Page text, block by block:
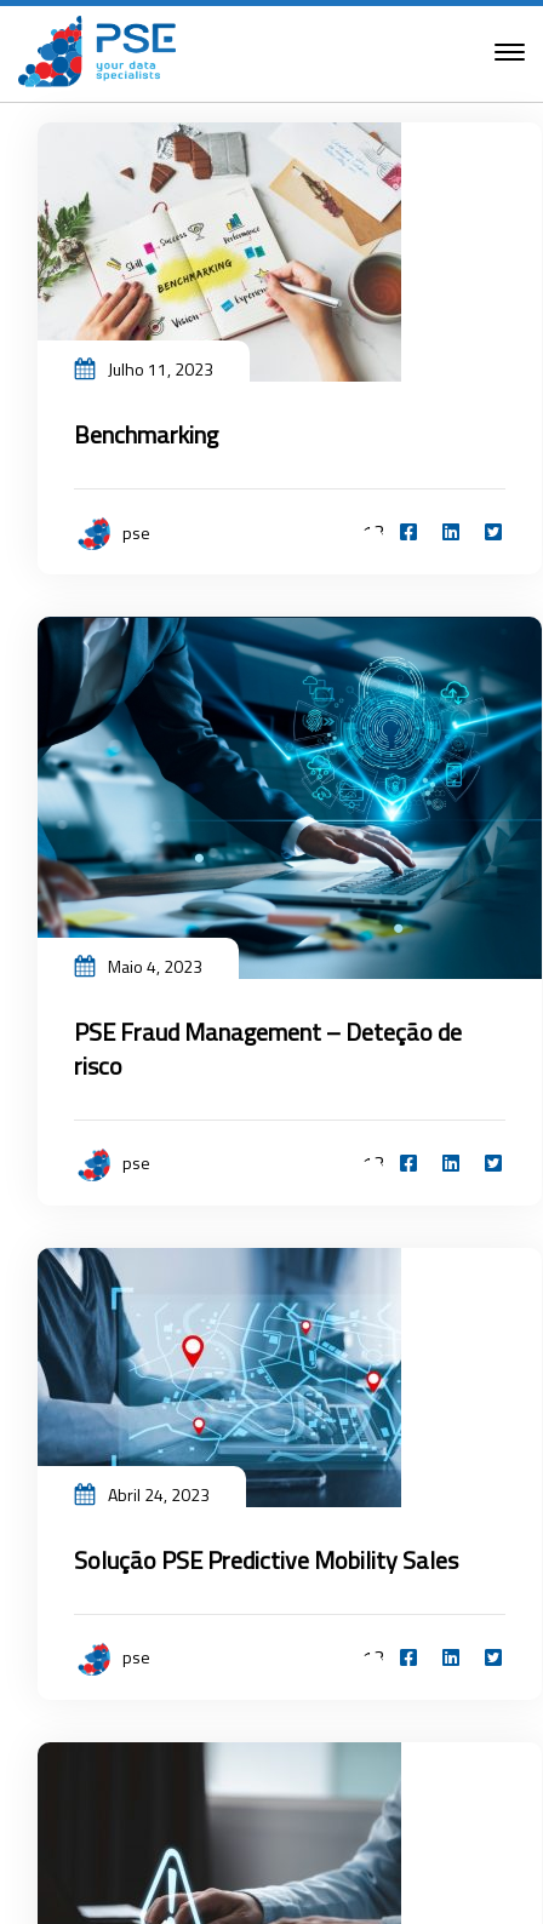
Julho 11, 2023
Benchmarking
pse 13
Maio 4, 2023
PSE Fraud Management – Deteção de
risco
pse 13
Abril 24, 2023
Solução PSE Predictive Mobility Sales
pse 13